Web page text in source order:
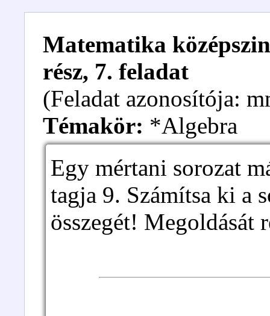
Matematika
rész, 7. feladat
(Feladat azonosítója:
Témakör: *Algebra
Egy mértani sorozat
tagja 9. Számítsa ki a
összegét! Megoldását